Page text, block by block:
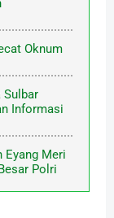
Oknum
Sulbar
Informasi
Eyang Meri
Polri